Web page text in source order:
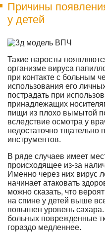
Причины
у детей
Такие наросты
организме вируса
при контакте с больным
использования его
пострадать при
принадлежащих
пищи из плохо вымытой
вследствие осмотра у
недостаточно тщательно
инструментов.
В ряде случаев имеет
происходящее из-за
Именно через них вирус
начинает атаковать
можно сказать, что
на спине у детей выше
повышен уровень сахара.
больных поврежденные
гораздо медленнее.